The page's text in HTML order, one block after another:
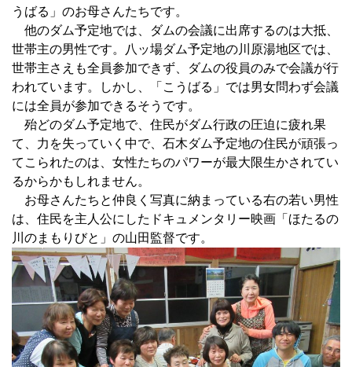
うばる」のお母さんたちです。
他のダム予定地では、ダムの会議に出席するのは大抵、
世帯主の男性です。八ッ場ダム予定地の川原湯地区では、
世帯主さえも全員参加できず、ダムの役員のみで会議が行
われています。しかし、「こうばる」では男女問わず会議
には全員が参加できるそうです。
殆どのダム予定地で、住民がダム行政の圧迫に疲れ果
て、力を失っていく中で、石木ダム予定地の住民が頑張っ
てこられたのは、女性たちのパワーが最大限生かされてい
るからかもしれません。
お母さんたちと仲良く写真に納まっている右の若い男性
は、住民を主人公にしたドキュメンタリー映画「ほたるの
川のまもりびと」の山田監督です。